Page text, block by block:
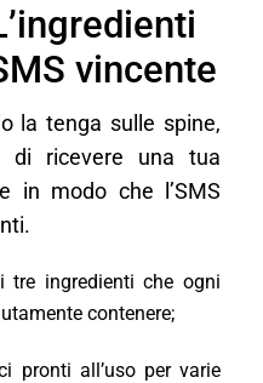
vincente
la tenga sulle spine,
di ricevere una tua
in modo che l’SMS
tre ingredienti che ogni
contenere;
pronti all’uso per varie